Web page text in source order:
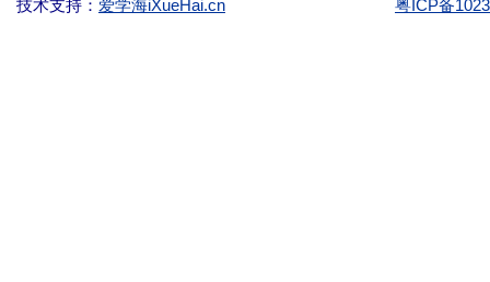
技术支持： 爱学海iXueHai.cn 粤ICP备